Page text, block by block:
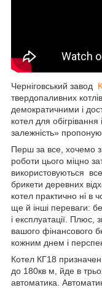
Черніговський завод
твердопаливних
демократичними і
котел для
залежність»
Перш за все, хочемо
роботи цього міцно
використовуються
брикети деревних
котел практично ні в
ще й інші переваги:
і експлуатації. Плюс,
вашого фінансового
кожним днем і
Котел КГ18
до 180кв м, йде в
автоматика.